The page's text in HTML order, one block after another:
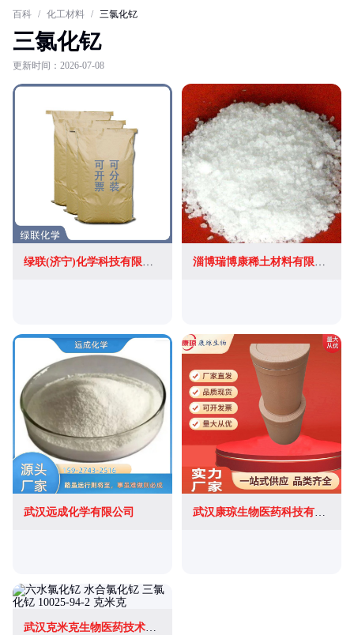
百科 / 化工材料 / 三氯化钇
三氯化钇
更新时间：2026-07-08
绿联(济宁)化学科技有限公司 淄博瑞博康稀土材料有限公司
武汉远成化学有限公司
武汉克米克生物医药技术有限公司